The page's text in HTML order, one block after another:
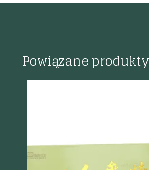
Powiązane produkty